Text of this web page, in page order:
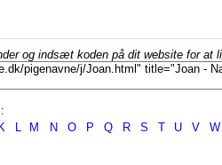
og indsæt koden på dit website for at
K L M N O P Q R S T U V W